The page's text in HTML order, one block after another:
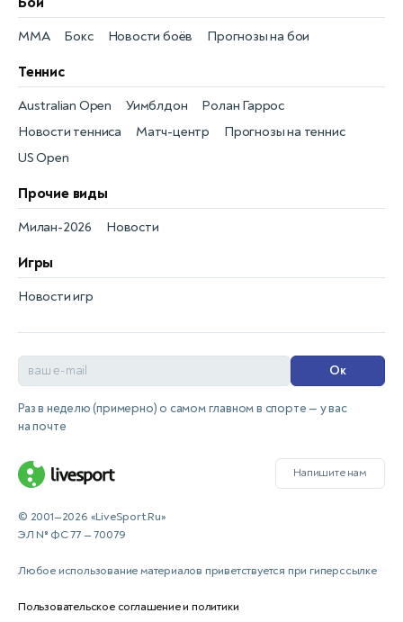
Новости боёв
MMA Прогнозы на бои
Бокс
Теннис
Новости тенниса
Australian Open
Матч-центр
Уимблдон
Прогнозы на теннис
Ролан Гаррос
US Open
Прочие виды
Новости
Милан-2026
Игры
Новости игр
Ок
Раз в неделю (примерно) о самом главном в спорте — у вас
на почте
Напишите нам
© 2001—2026 «LiveSport.Ru»
ЭЛ № ФС 77 — 70079
Любое использование материалов приветствуется при гиперссылке
Пользовательское соглашение и политики